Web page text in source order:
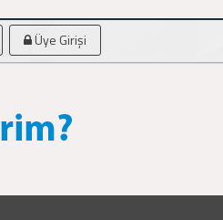
Üye Girişi